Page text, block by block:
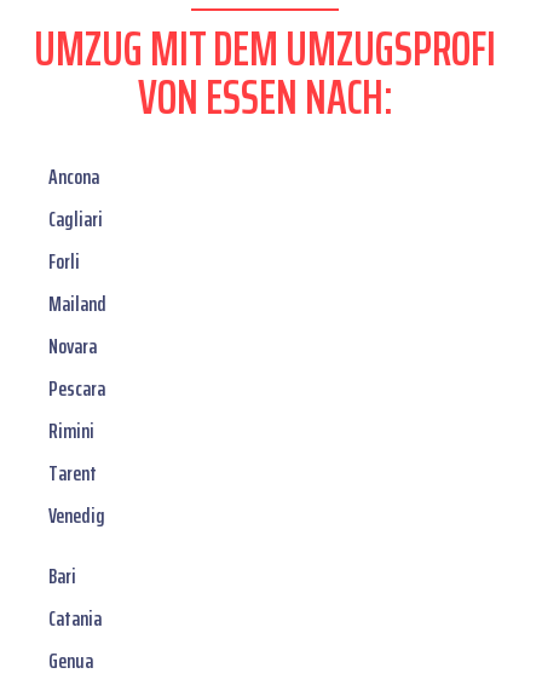
UMZUG MIT DEM UMZUGSPROFI
VON ESSEN NACH:
Ancona
Cagliari
Forli
Mailand
Novara
Pescara
Rimini
Tarent
Venedig
Bari
Catania
Genua